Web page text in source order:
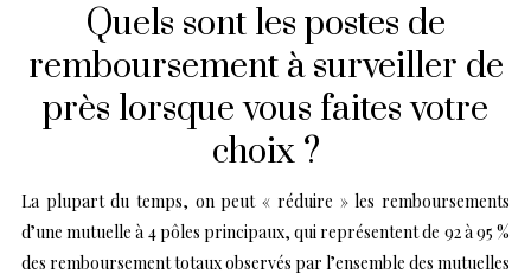
Quels sont les postes de
remboursement à surveiller de
près lorsque vous faites votre
choix ?
La plupart du temps, on peut « réduire » les remboursements
d’une mutuelle à 4 pôles principaux, qui représentent de 92 à 95 %
des remboursement totaux observés par l’ensemble des mutuelles